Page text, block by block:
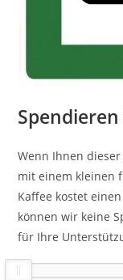
Wenn Ihnen
mit einem kleinen
Kaffee kostet
können wir keine
für Ihre